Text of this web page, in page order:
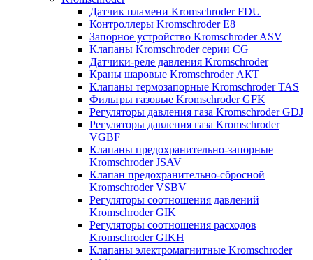
Датчик пламени Kromschroder FDU
Контроллеры Kromschroder E8
Запорное устройство Kromschroder ASV
Клапаны Kromschroder серии CG
Датчики-реле давления Kromschroder
Краны шаровые Kromschroder АКТ
Клапаны термозапорные Kromschroder TAS
Фильтры газовые Kromschroder GFK
Регуляторы давления газа Kromschroder GDJ
Регуляторы давления газа Kromschroder
VGBF
Клапаны предохранительно-запорные
Kromschroder JSAV
Клапан предохранительно-сбросной
Kromschroder VSBV
Регуляторы соотношения давлений
Kromschroder GIK
Регуляторы соотношения расходов
Kromschroder GIKH
Клапаны электромагнитные Kromschroder